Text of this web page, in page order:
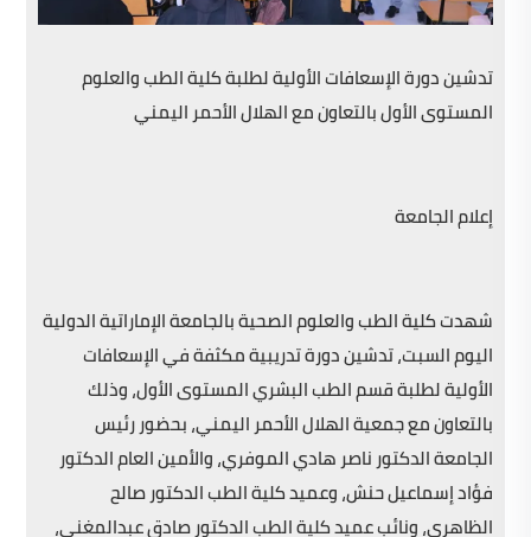
تدشين دورة الإسعافات الأولية لطلبة كلية الطب والعلوم
المستوى الأول بالتعاون مع الهلال الأحمر اليمني
إعلام الجامعة
شهدت كلية الطب والعلوم الصحية بالجامعة الإماراتية الدولية
اليوم السبت، تدشين دورة تدريبية مكثفة في الإسعافات
الأولية لطلبة قسم الطب البشري المستوى الأول، وذلك
بالتعاون مع جمعية الهلال الأحمر اليمني، بحضور رئيس
الجامعة الدكتور ناصر هادي الموفري، والأمين العام الدكتور
فؤاد إسماعيل حنش، وعميد كلية الطب الدكتور صالح
الظاهري، ونائب عميد كلية الطب الدكتور صادق عبدالمغني،